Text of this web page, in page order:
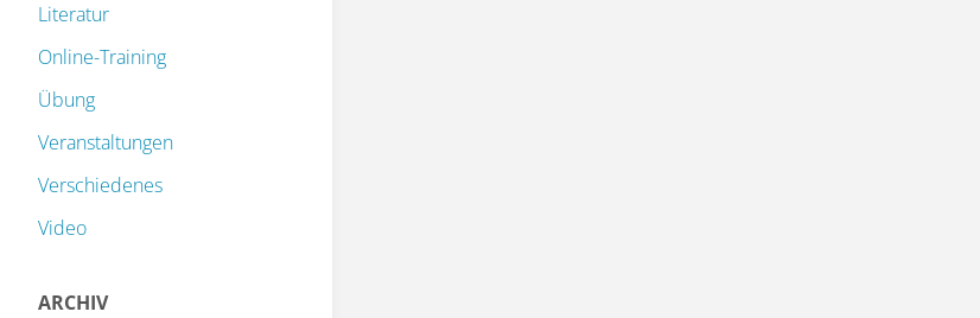
Literatur
Online-Training
Übung
Veranstaltungen
Verschiedenes
Video
ARCHIV